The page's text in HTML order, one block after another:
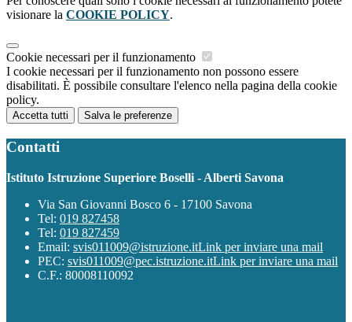
visionare la COOKIE POLICY.
Cookie necessari per il funzionamento
I cookie necessari per il funzionamento non possono essere
disabilitati. È possibile consultare l'elenco nella pagina della cookie
policy.
Accetta tutti Salva le preferenze
Contatti
Istituto Istruzione Superiore Boselli - Alberti Savona
Via San Giovanni Bosco 6 - 17100 Savona
Tel: 019 827458
Tel: 019 827459
Email: svis011009@istruzione.itLink per inviare una mail
PEC: svis011009@pec.istruzione.itLink per inviare una mail
C.F.: 80008110092